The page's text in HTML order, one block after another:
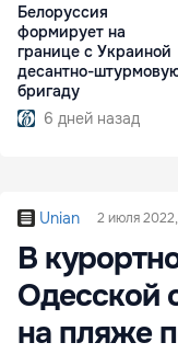
Белоруссия
формирует на
границе с Украиной
десантно-
бригаду
6 дней назад
Unian 2 июля
В
Одесской
на пляже